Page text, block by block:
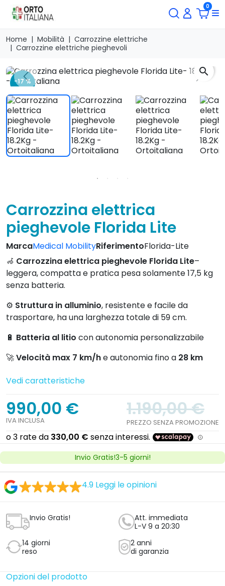
0
Home Mobilità
Carrozzine elettriche
Carrozzine elettriche pieghevoli
-17 %Previous Next
search
Carrozzina elettrica
pieghevole Florida Lite
MarcaMedical MobilityRiferimentoFlorida-Lite
🦽 Carrozzina elettrica pieghevole Florida Lite–
leggera, compatta e pratica pesa solamente 17,5 kg
senza batteria.
⚙️ Struttura in alluminio, resistente e facile da
trasportare, ha una larghezza totale di 59 cm.
🔋 Batteria al litio con autonomia personalizzabile
🚀Velocità max 7 km/he autonomia fino a 28 km
Vedi caratteristiche
990,00 €
IVA INCLUSA
1.190,00 €
PREZZO SENZA PROMOZIONE
Invio Gratis!3-5 giorni!
4.9 Leggi le opinioni
Invio Gratis!
Att. immediata
L-V 9 a 20:30
14 giorni
reso
2 anni
di garanzia
Opzioni del prodotto